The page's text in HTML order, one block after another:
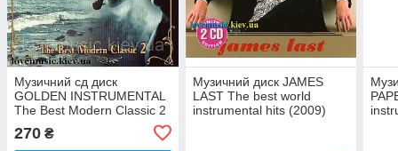
Музичний сд диск
GOLDEN INSTRUMENTAL
The Best Modern Classic 2
270 ₴
Музичний диск JAMES
LAST The best world
instrumental hits (2009)